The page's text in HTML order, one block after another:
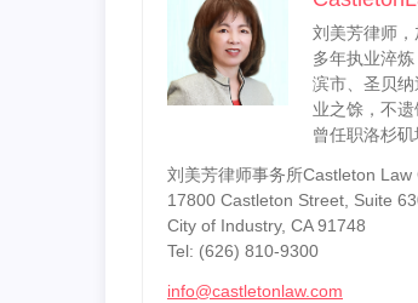
刘美芳律师
多年执业淬
滨市、圣贝
业之馀，不
曾任职洛杉
刘美芳律师事务所Castleton Law
17800 Castleton Street, Suite
City of Industry, CA 91748
Tel: (626) 810-9300
info@castletonlaw.com